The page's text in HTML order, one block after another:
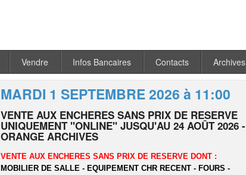
Vendre Infos Bancaires Contacts Archives
MARDI 1 SEPTEMBRE 2026 à 11:00
VENTE AUX ENCHERES SANS PRIX DE RESERVE
UNIQUEMENT "ONLINE" JUSQU'AU 24 AOÛT 2026 -
ORANGE ARCHIVES
VENTE AUX ENCHERES SANS PRIX DE RESERVE DONT :
MOBILIER DE SALLE - EQUIPEMENT CHR RECENT - FOURS -